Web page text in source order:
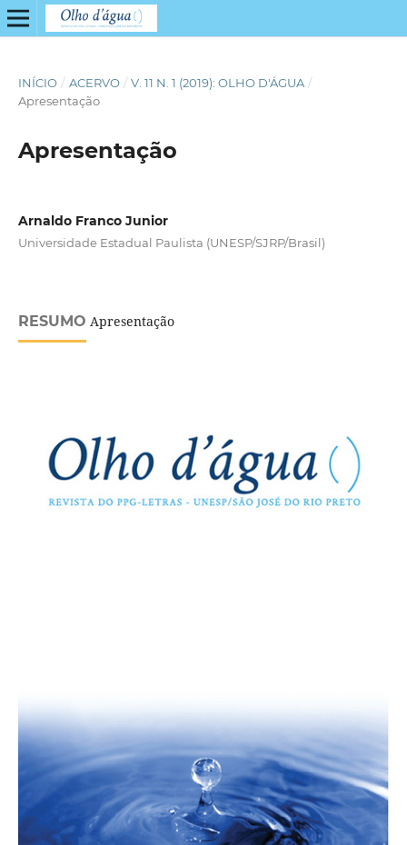
INÍCIO / ACERVO / V. 11 N. 1 (2019): OLHO D'ÁGUA /
Apresentação
Apresentação
Arnaldo Franco Junior
Universidade Estadual Paulista (UNESP/SJRP/Brasil)
RESUMO Apresentação